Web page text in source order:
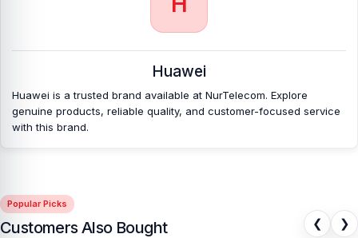
Huawei
Huawei is a trusted brand available at NurTelecom. Explore
genuine products, reliable quality, and customer-focused service
with this brand.
Popular Picks
Customers Also Bought ❮ ❯